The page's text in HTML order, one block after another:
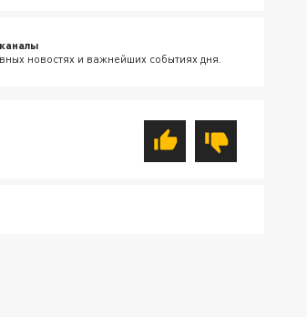
новостях и важнейших событиях дня.